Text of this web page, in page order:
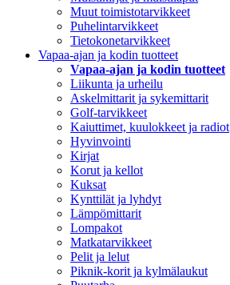
Muut toimistotarvikkeet
Puhelintarvikkeet
Tietokonetarvikkeet
Vapaa-ajan ja kodin tuotteet
Vapaa-ajan ja kodin tuotteet
Liikunta ja urheilu
Askelmittarit ja sykemittarit
Golf-tarvikkeet
Kaiuttimet, kuulokkeet ja radiot
Hyvinvointi
Kirjat
Korut ja kellot
Kuksat
Kynttilät ja lyhdyt
Lämpömittarit
Lompakot
Matkatarvikkeet
Pelit ja lelut
Piknik-korit ja kylmälaukut